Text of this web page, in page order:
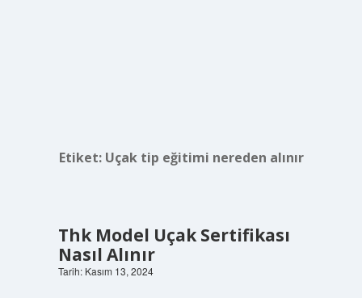
Etiket: Uçak tip eğitimi nereden alınır
Thk Model Uçak Sertifikası
Nasıl Alınır
Tarih: Kasım 13, 2024